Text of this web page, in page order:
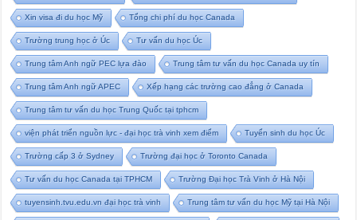
Xin visa đi du học Mỹ Tổng chi phí du học Canada
Trường trung học ở Úc Tư vấn du học Úc
Trung tâm Anh ngữ PEC lựa đào Trung tâm tư vấn du học Canada uy tín
Trung tâm Anh ngữ APEC Xếp hạng các trường cao đẳng ở Canada
Trung tâm tư vấn du học Trung Quốc tại tphcm
viện phát triển nguồn lực - đại học trà vinh xem điểm Tuyển sinh du học Úc
Trường cấp 3 ở Sydney Trường đại học ở Toronto Canada
Tư vấn du học Canada tại TPHCM Trường Đại học Trà Vinh ở Hà Nội
tuyensinh.tvu.edu.vn đại học trà vinh Trung tâm tư vấn du học Mỹ tại Hà Nội